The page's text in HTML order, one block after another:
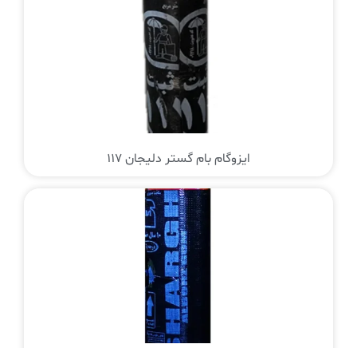
ایزوگام بام گستر دلیجان 117